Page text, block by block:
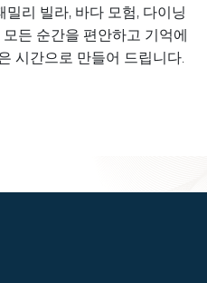
리 빌라, 바다 모험, 다이닝
든 순간을 편안하고 기억에
시간으로 만들어 드립니다.